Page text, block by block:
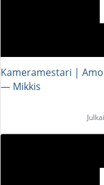
Kameramestari |
― Mikkis